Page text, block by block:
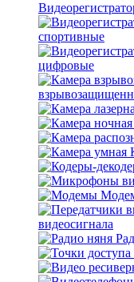
спортивные
цифровые
видеосигнала